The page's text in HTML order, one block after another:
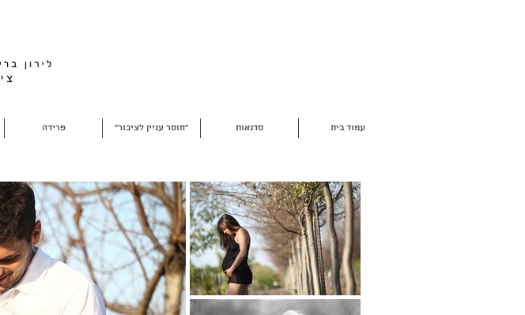
עמוד בית סדנאות "חוסר עניין לציבור" פרידה